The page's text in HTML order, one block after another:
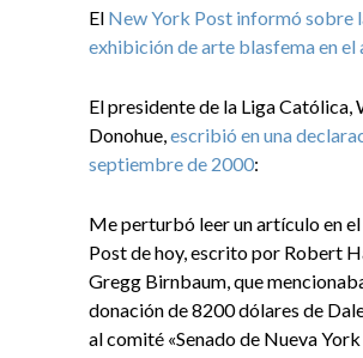
El New York Post informó sobre
exhibición de arte blasfema en el
El presidente de la Liga Católica,
Donohue,escribió en una
septiembre de 2000:
Me perturbó leer un artículo en
Post de hoy, escrito por Robert
Gregg Birnbaum, que
donación de 8200 dólares de
al comité «Senado de Nueva